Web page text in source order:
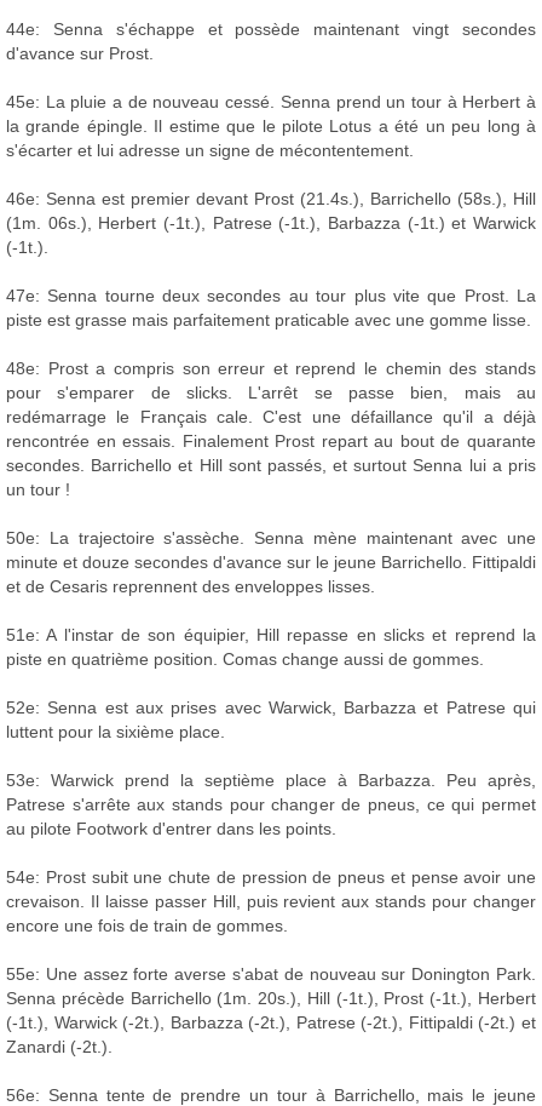
44e: Senna s'échappe et possède maintenant vingt secondes
d'avance sur Prost.
45e: La pluie a de nouveau cessé. Senna prend un tour à Herbert à
la grande épingle. Il estime que le pilote Lotus a été un peu long à
s'écarter et lui adresse un signe de mécontentement.
46e: Senna est premier devant Prost (21.4s.), Barrichello (58s.), Hill
(1m. 06s.), Herbert (-1t.), Patrese (-1t.), Barbazza (-1t.) et Warwick
(-1t.).
47e: Senna tourne deux secondes au tour plus vite que Prost. La
piste est grasse mais parfaitement praticable avec une gomme lisse.
48e: Prost a compris son erreur et reprend le chemin des stands
pour s'emparer de slicks. L'arrêt se passe bien, mais au
redémarrage le Français cale. C'est une défaillance qu'il a déjà
rencontrée en essais. Finalement Prost repart au bout de quarante
secondes. Barrichello et Hill sont passés, et surtout Senna lui a pris
un tour !
50e: La trajectoire s'assèche. Senna mène maintenant avec une
minute et douze secondes d'avance sur le jeune Barrichello. Fittipaldi
et de Cesaris reprennent des enveloppes lisses.
51e: A l'instar de son équipier, Hill repasse en slicks et reprend la
piste en quatrième position. Comas change aussi de gommes.
52e: Senna est aux prises avec Warwick, Barbazza et Patrese qui
luttent pour la sixième place.
53e: Warwick prend la septième place à Barbazza. Peu après,
Patrese s'arrête aux stands pour changer de pneus, ce qui permet
au pilote Footwork d'entrer dans les points.
54e: Prost subit une chute de pression de pneus et pense avoir une
crevaison. Il laisse passer Hill, puis revient aux stands pour changer
encore une fois de train de gommes.
55e: Une assez forte averse s'abat de nouveau sur Donington Park.
Senna précède Barrichello (1m. 20s.), Hill (-1t.), Prost (-1t.), Herbert
(-1t.), Warwick (-2t.), Barbazza (-2t.), Patrese (-2t.), Fittipaldi (-2t.) et
Zanardi (-2t.).
56e: Senna tente de prendre un tour à Barrichello, mais le jeune